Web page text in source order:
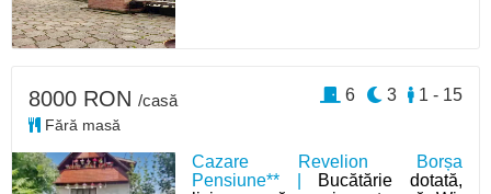
Cazare Revelion Borșa
Pensiune** | Bucătărie dotată,
8000 RON /casă
Fără masă
1 - 15
3
6